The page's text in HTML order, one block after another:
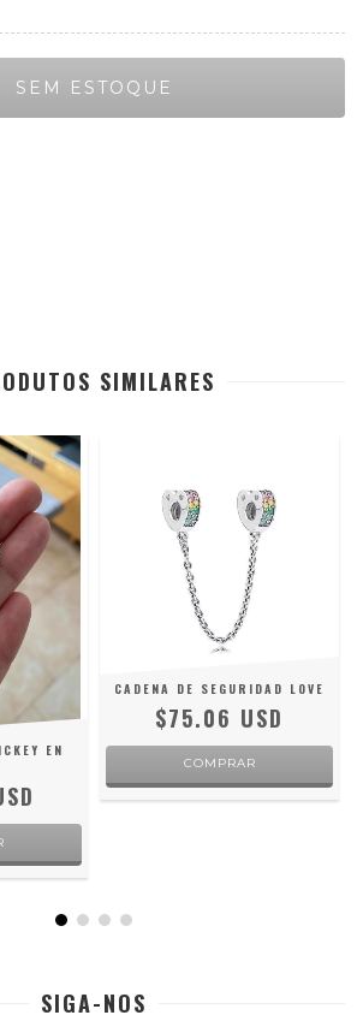
SIMILARES
EN
CADENA DE SEGURIDAD LOVE
$75.06 USD
COMPRAR
SIGA-NOS